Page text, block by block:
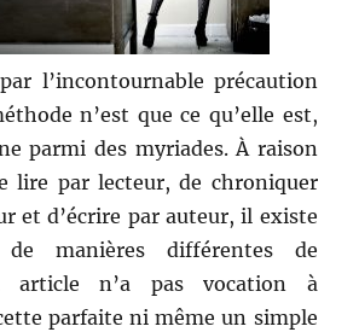
l’incontournable précaution
n’est que ce qu’elle est,
parmi des myriades. À raison
lire par lecteur, de chroniquer
et d’écrire par auteur, il existe
manières différentes de
article n’a pas vocation à
parfaite ni même un simple